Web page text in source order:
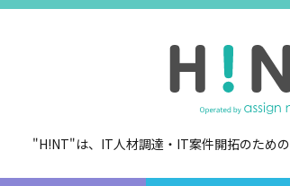
"H!NT"は、IT人材調達・IT案件開拓のための